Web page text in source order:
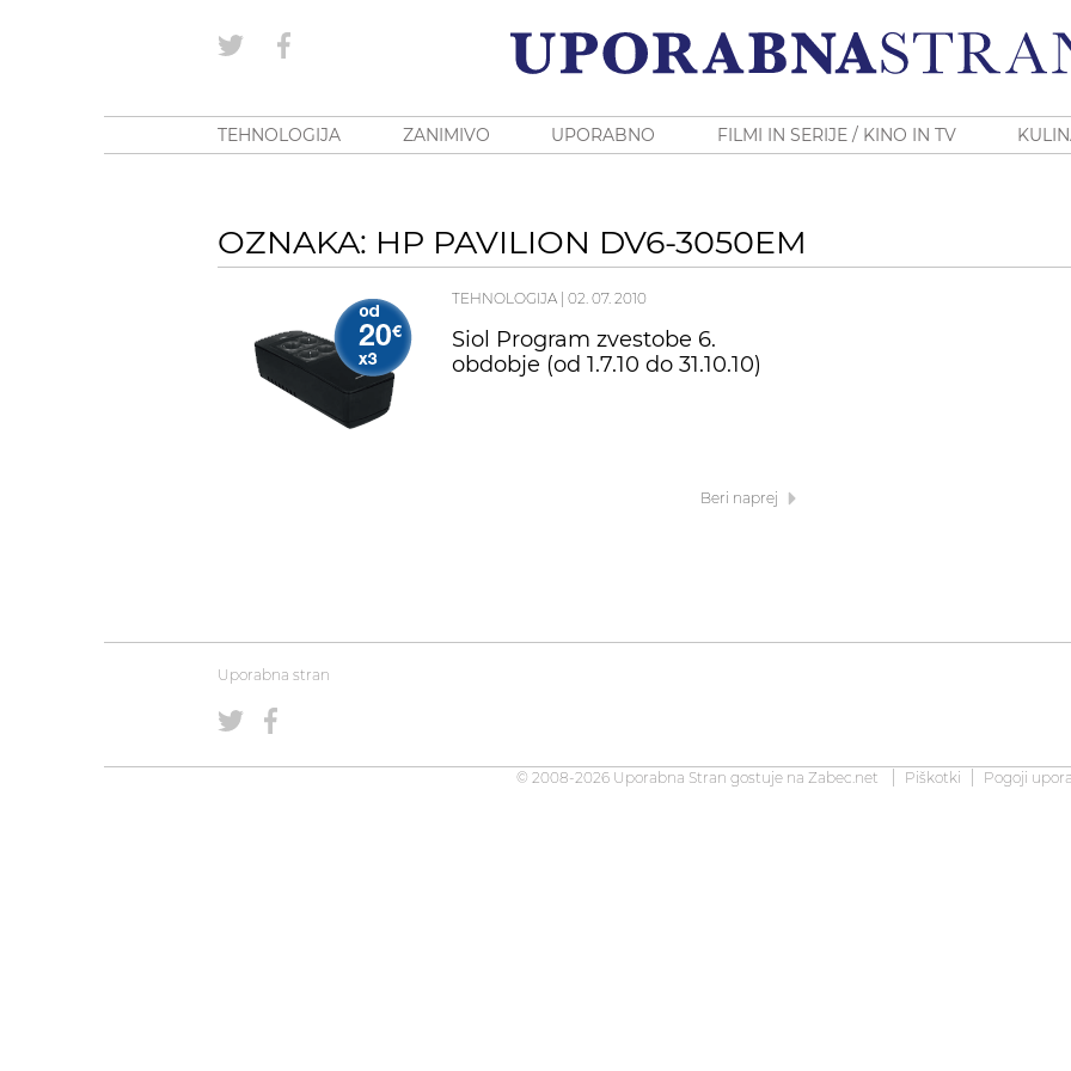
TEHNOLOGIJA ZANIMIVO UPORABNO FILMI IN SERIJE / KINO IN TV
OZNAKA: HP PAVILION DV6-3050EM
TEHNOLOGIJA 02. 07. 2010
Siol Program zvestobe 6.
obdobje (od 1.7.10 do 31.10.10)
Beri naprej
Uporabna stran
© 2008-2026 Uporabna Stran gostuje na Zabec.net Piškotki Pogoji